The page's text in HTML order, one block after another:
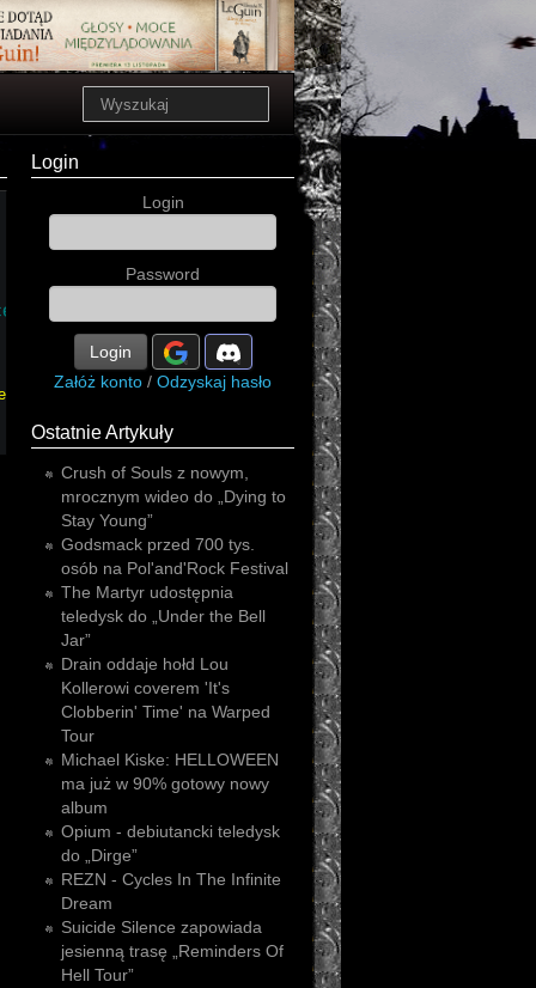
Login
Login
Password
Login
Załóż konto / Odzyskaj hasło
Ostatnie Artykuły
Crush of Souls z nowym,
mrocznym wideo do „Dying to
Stay Young”
Godsmack przed 700 tys.
osób na Pol'and'Rock Festival
The Martyr udostępnia
teledysk do „Under the Bell
Jar”
Drain oddaje hołd Lou
Kollerowi coverem 'It's
Clobberin' Time' na Warped
Tour
Michael Kiske: HELLOWEEN
ma już w 90% gotowy nowy
album
Opium - debiutancki teledysk
do „Dirge”
REZN - Cycles In The Infinite
Dream
Suicide Silence zapowiada
jesienną trasę „Reminders Of
Hell Tour”